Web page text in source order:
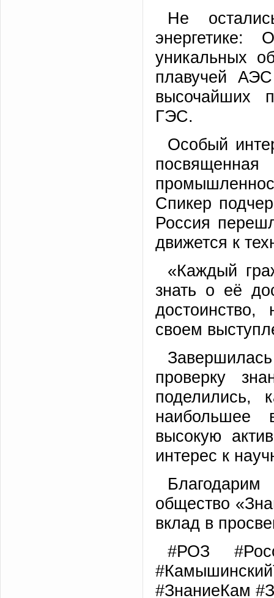
Не
энергетике:
уникальных
плавучей
высочайших
ГЭС.
Особый
Спикер
Россия
движется к
«Каждый
знать о её
своем
проверку
поделились,
наибольшее
высокую
интерес к
общество
вклад в
#РОЗ
#ЗнаниеКам